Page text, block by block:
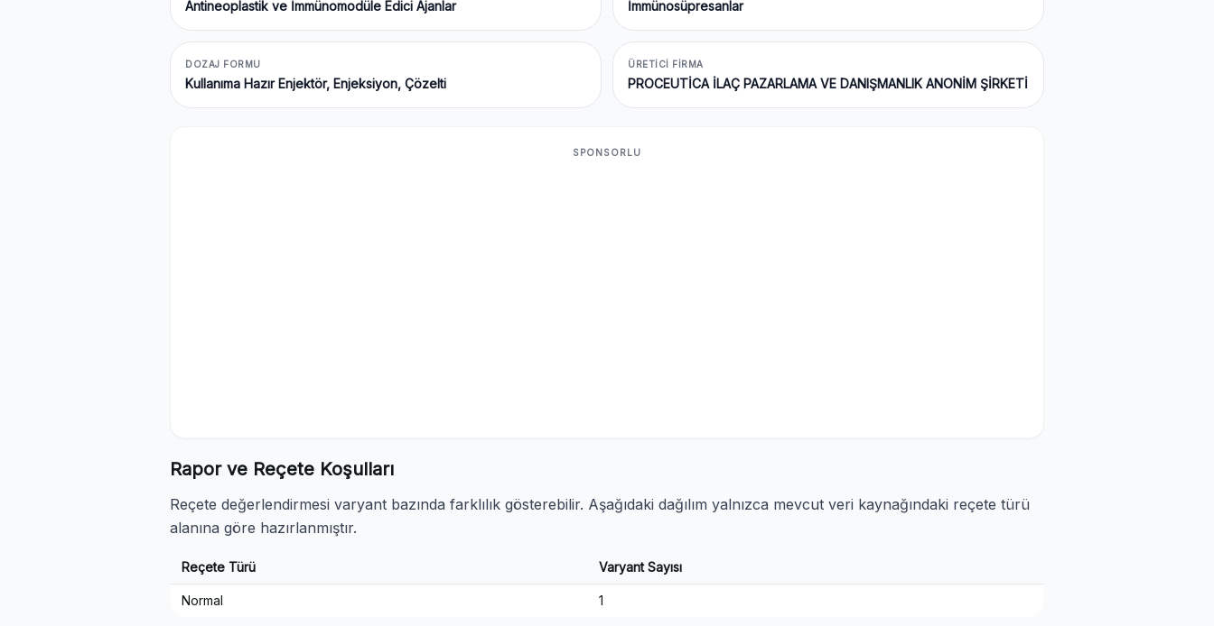
Antineoplastik ve İmmünomodüle Edici Ajanlar İmmünosüpresanlar
DOZAJ FORMU
Kullanıma Hazır Enjektör, Enjeksiyon, Çözelti
ÜRETICI FIRMA
PROCEUTİCA İLAÇ PAZARLAMA VE DANIŞMANLIK ANONİM ŞİRKETİ
SPONSORLU
Rapor ve Reçete Koşulları
Reçete değerlendirmesi varyant bazında farklılık gösterebilir. Aşağıdaki dağılım yalnızca mevcut veri kaynağındaki reçete türü
alanına göre hazırlanmıştır.
Reçete Türü Varyant Sayısı
Normal 1